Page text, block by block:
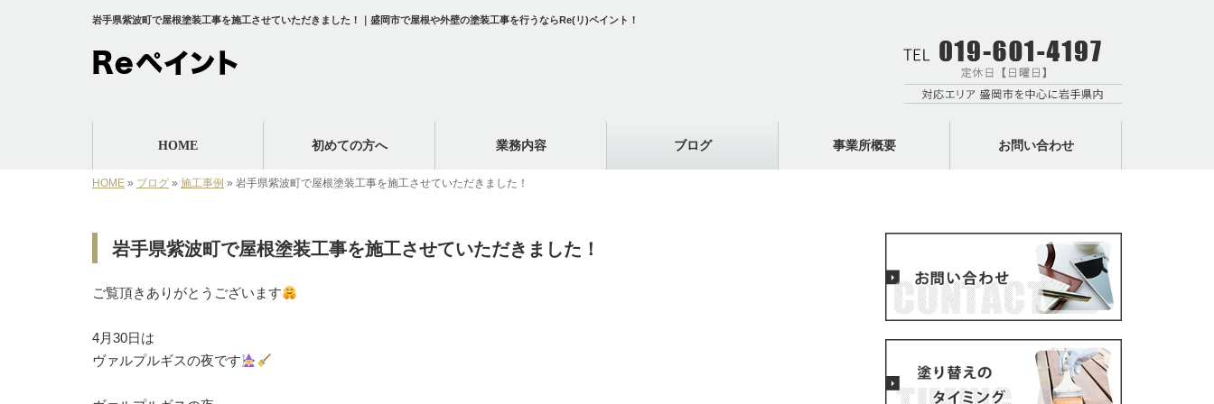
岩手県紫波町で屋根塗装工事を施工させていただきました！｜盛岡市で屋根や外壁の塗装工事を行うならRe(リ)ペイント！
HOME 初めての方へ 業務内容 ブログ 事業所概要 お問い合わせ
HOME » ブログ » 施工事例 » 岩手県紫波町で屋根塗装工事を施工させていただきました！
岩手県紫波町で屋根塗装工事を施工させていただきました！
ご覧頂きありがとうございます
⁡4月30日は⁡
⁡ヴァルプルギスの夜です